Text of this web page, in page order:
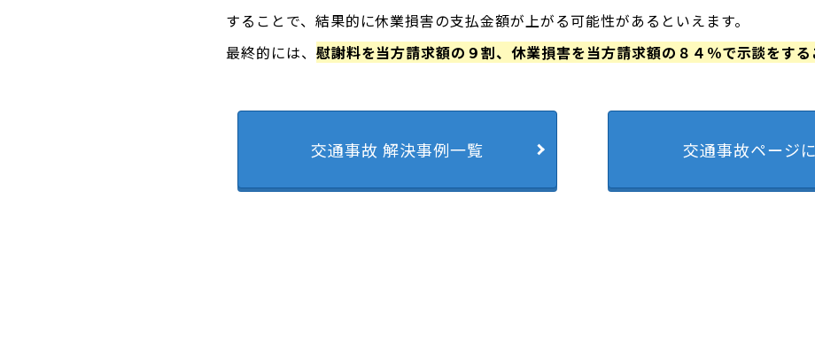
することで、結果的に休業損害の支払金額が上がる可能性があるといえます。
最終的には、 慰謝料を当方請求額の９割、休業損害を当方請求額の８４％で示談をする
交通事故 解決事例一覧 交通事故ページ